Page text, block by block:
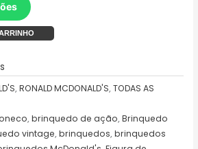
,RONALD MCDONALD'S,TODAS AS
,brinquedo de ação,Brinquedo
vintage,brinquedos,brinquedos